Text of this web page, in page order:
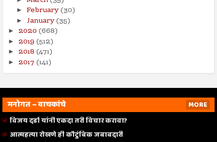
► February(30)
► January(35)
► 2020 (668)
► 2019 (512)
► 2018 (471)
► 2017 (141)
मनोगत – वाचकांचे
MORE
विजय दर्डा यांनी एकदा तरी विचार करावा?
आत्महत्या रोखणे ही कौटुंबिक जबाबदारी